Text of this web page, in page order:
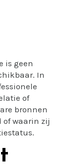
is geen
In
of
bronnen
of waarin zij